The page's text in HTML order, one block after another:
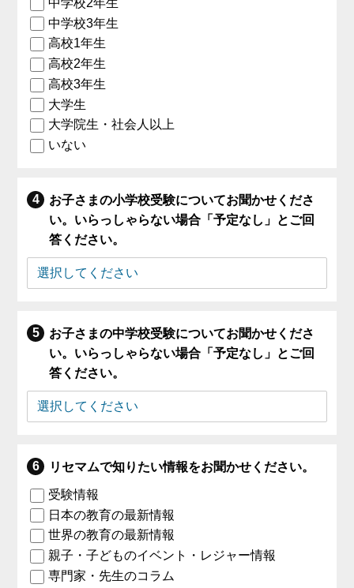
中学校3年生
高校1年生
高校2年生
高校3年生
大学生
大学院生・社会人以上
いない
お子さまの小学校受験についてお聞かせくださ
い。いらっしゃらない場合「予定なし」とご回
答ください。
お子さまの中学校受験についてお聞かせくださ
い。いらっしゃらない場合「予定なし」とご回
答ください。
リセマムで知りたい情報をお聞かせください。
受験情報
日本の教育の最新情報
世界の教育の最新情報
親子・子どものイベント・レジャー情報
専門家・先生のコラム